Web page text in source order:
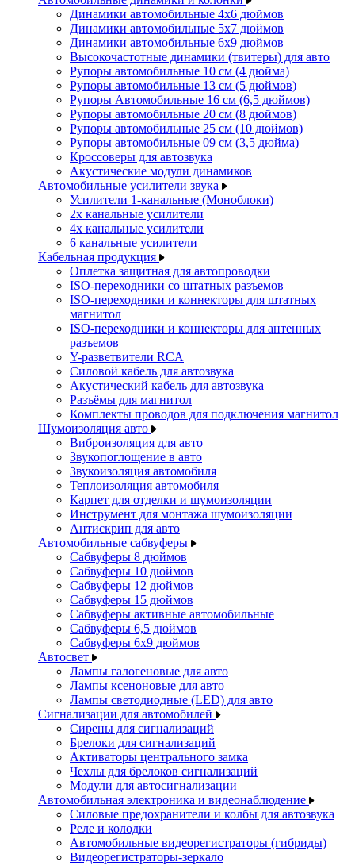
Динамики автомобильные 4x6 дюймов
Динамики автомобильные 5x7 дюймов
Динамики автомобильные 6x9 дюймов
Высокочастотные динамики (твитеры) для авто
Рупоры автомобильные 10 см (4 дюйма)
Рупоры автомобильные 13 см (5 дюймов)
Рупоры Автомобильные 16 см (6,5 дюймов)
Рупоры автомобильные 20 см (8 дюймов)
Рупоры автомобильные 25 см (10 дюймов)
Рупоры автомобильные 09 см (3,5 дюйма)
Кроссоверы для автозвука
Акустические модули динамиков
Автомобильные усилители звука
Усилители 1-канальные (Моноблоки)
2х канальные усилители
4х канальные усилители
6 канальные усилители
Кабельная продукция
Оплетка защитная для автопроводки
ISO-переходники со штатных разъемов
ISO-переходники и коннекторы для штатных
магнитол
ISO-переходники и коннекторы для антенных
разъемов
Y-разветвители RCA
Силовой кабель для автозвука
Акустический кабель для автозвука
Разъёмы для магнитол
Комплекты проводов для подключения магнитол
Шумоизоляция авто
Виброизоляция для авто
Звукопоглощение в авто
Звукоизоляция автомобиля
Теплоизоляция автомобиля
Карпет для отделки и шумоизоляции
Инструмент для монтажа шумоизоляции
Антискрип для авто
Автомобильные сабвуферы
Сабвуферы 8 дюймов
Сабвуферы 10 дюймов
Сабвуферы 12 дюймов
Сабвуферы 15 дюймов
Сабвуферы активные автомобильные
Сабвуферы 6,5 дюймов
Сабвуферы 6x9 дюймов
Автосвет
Лампы галогеновые для авто
Лампы ксеноновые для авто
Лампы светодиодные (LED) для авто
Сигнализации для автомобилей
Сирены для сигнализаций
Брелоки для сигнализаций
Активаторы центрального замка
Чехлы для брелоков сигнализаций
Модули для автосигнализации
Автомобильная электроника и видеонаблюдение
Силовые предохранители и колбы для автозвука
Реле и колодки
Автомобильные видеорегистраторы (гибриды)
Видеорегистраторы-зеркало